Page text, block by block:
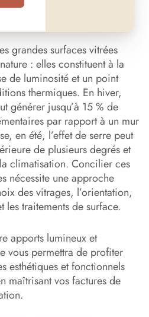
grandes surfaces vitrées
: elles constituent à la
de luminosité et un point
thermiques. En hiver,
générer jusqu’à 15 % de
par rapport à un mur
en été, l’effet de serre peut
de plusieurs degrés et
climatisation. Concilier ces
nécessite une approche
des vitrages, l’orientation,
les traitements de surface.
apports lumineux et
vous permettra de profiter
esthétiques et fonctionnels
maîtrisant vos factures de